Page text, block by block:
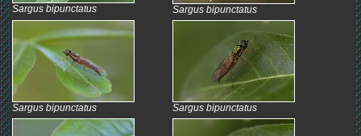
Sargus bipunctatus
Sargus bipunctatus
Sargus bipunctatus
Sargus bipunctatus